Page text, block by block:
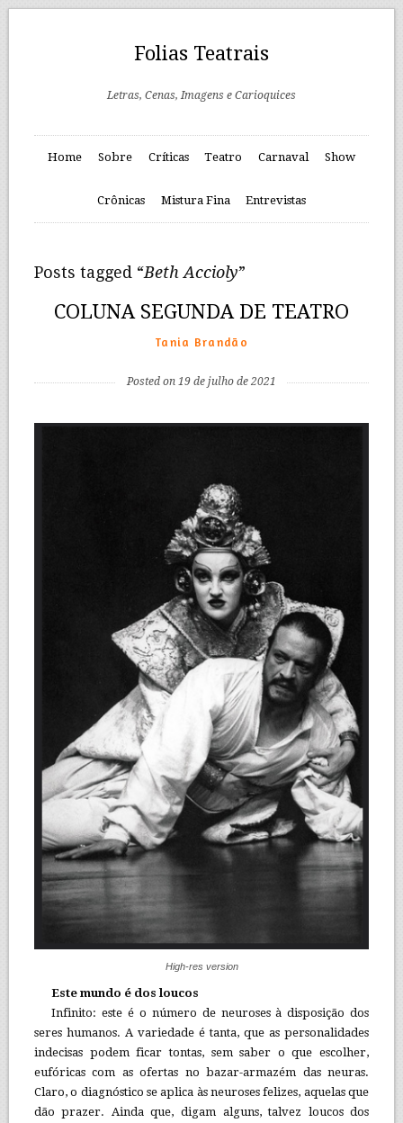
Folias Teatrais
Letras, Cenas, Imagens e Carioquices
Home Sobre Críticas Teatro Carnaval Show
Crônicas Mistura Fina Entrevistas
Posts tagged “Beth Accioly”
COLUNA SEGUNDA DE TEATRO
Tania Brandão
Posted on 19 de julho de 2021
High-res version
Este mundo é dos loucos
Infinito: este é o número de neuroses à disposição dos
seres humanos. A variedade é tanta, que as personalidades
indecisas podem ficar tontas, sem saber o que escolher,
eufóricas com as ofertas no bazar-armazém das neuras.
Claro, o diagnóstico se aplica às neuroses felizes, aquelas que
dão prazer. Ainda que, digam alguns, talvez loucos dos